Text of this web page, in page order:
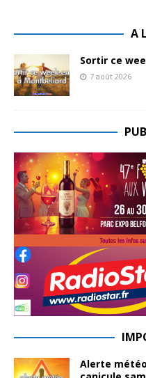
A
Sortir ce
7 août 2026
Alerte